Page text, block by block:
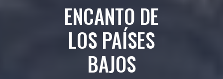
ENCANTO DE
LOS PAÍSES
BAJOS